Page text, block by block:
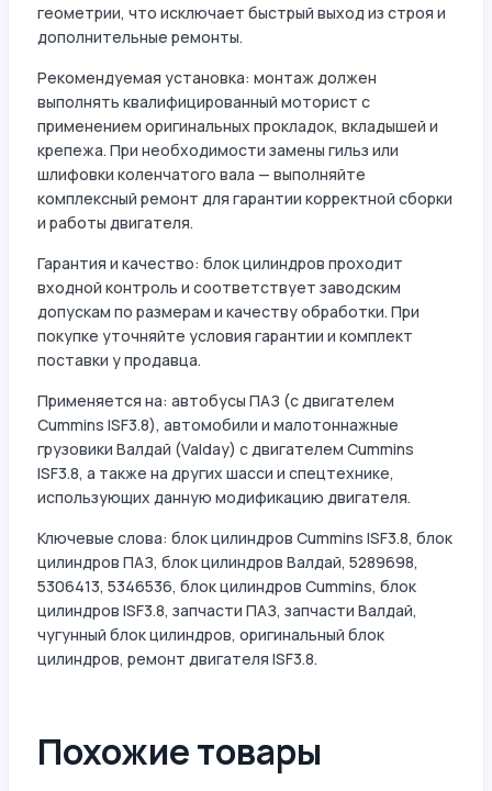
геометрии, что исключает быстрый выход из строя и
дополнительные ремонты.
Рекомендуемая установка: монтаж должен
выполнять квалифицированный моторист с
применением оригинальных прокладок, вкладышей и
крепежа. При необходимости замены гильз или
шлифовки коленчатого вала — выполняйте
комплексный ремонт для гарантии корректной сборки
и работы двигателя.
Гарантия и качество: блок цилиндров проходит
входной контроль и соответствует заводским
допускам по размерам и качеству обработки. При
покупке уточняйте условия гарантии и комплект
поставки у продавца.
Применяется на: автобусы ПАЗ (с двигателем
Cummins ISF3.8), автомобили и малотоннажные
грузовики Валдай (Valday) с двигателем Cummins
ISF3.8, а также на других шасси и спецтехнике,
использующих данную модификацию двигателя.
Ключевые слова: блок цилиндров Cummins ISF3.8, блок
цилиндров ПАЗ, блок цилиндров Валдай, 5289698,
5306413, 5346536, блок цилиндров Cummins, блок
цилиндров ISF3.8, запчасти ПАЗ, запчасти Валдай,
чугунный блок цилиндров, оригинальный блок
цилиндров, ремонт двигателя ISF3.8.
Похожие товары